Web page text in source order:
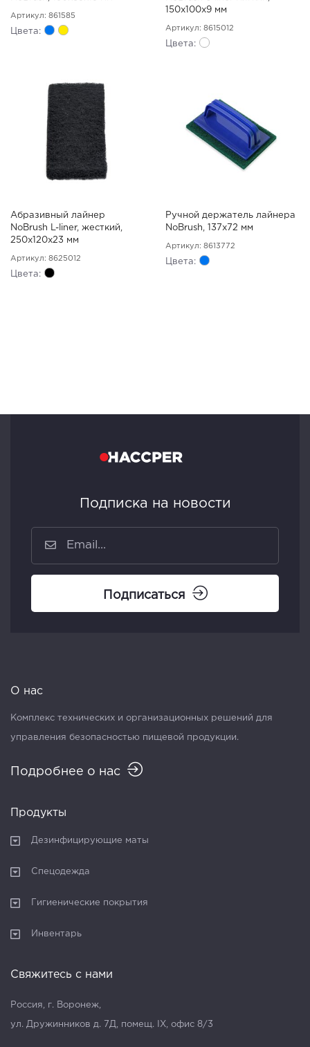
Артикул: 861585
Цвета:
150х100х9 мм
Артикул: 8615012
Цвета:
Абразивный лайнер
NoBrush L-liner, жесткий,
250х120х23 мм
Артикул: 8625012
Цвета:
Ручной держатель лайнера
NoBrush, 137х72 мм
Артикул: 8613772
Цвета:
Подписка на новости
Подписаться
О нас
Комплекс технических и организационных решений для
управления безопасностью пищевой продукции.
Подробнее о нас
Продукты
Дезинфицирующие маты
Спецодежда
Гигиенические покрытия
Инвентарь
Свяжитесь с нами
Россия, г. Воронеж,
ул. Дружинников д. 7Д, помещ. IX, офис 8/3